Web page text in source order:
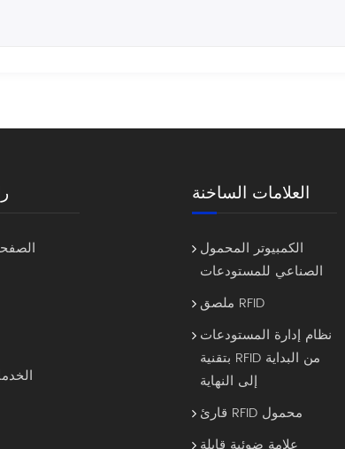
العلامات الساخنة
الكمبيوتر المحمول
الصناعي للمستودعات
ملصق RFID
نظام إدارة المستودعات
بتقنية RFID من البداية
إلى النهاية
قارئ RFID محمول